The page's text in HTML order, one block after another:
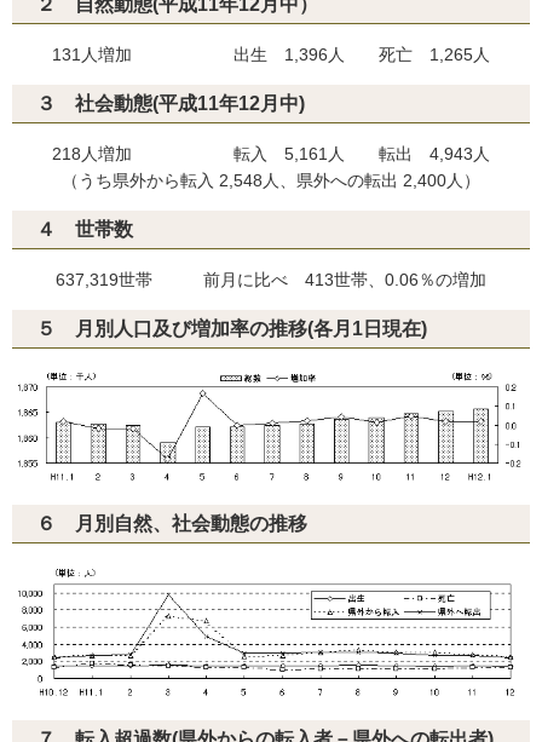
131人増加 出生 1,396人 死亡 1,265人
３ 社会動態(平成11年12月中)
218人増加 転入 5,161人 転出 4,943人
（うち県外から転入 2,548人、県外への転出 2,400人）
４ 世帯数
637,319世帯 前月に比べ 413世帯、0.06％の増加
５ 月別人口及び増加率の推移(各月1日現在)
６ 月別自然、社会動態の推移